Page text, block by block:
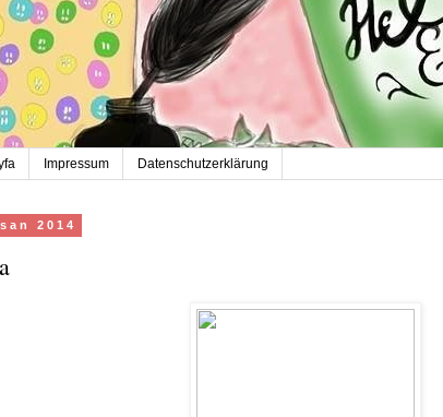
Impressum Datenschutzerklärung
2014